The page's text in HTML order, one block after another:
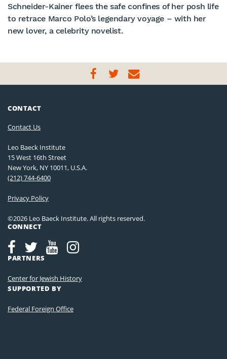
Schneider-Kainer flees the safe confines of her posh life
to retrace Marco Polo’s legendary voyage – with her
new lover, a celebrity novelist.
CONTACT
Contact Us
Leo Baeck Institute
15 West 16th Street
New York, NY 10011, U.S.A.
(212) 744-6400
Privacy Policy
©2026 Leo Baeck Institute. All rights reserved.
CONNECT
PARTNERS
Center for Jewish History
SUPPORTED BY
Federal Foreign Office